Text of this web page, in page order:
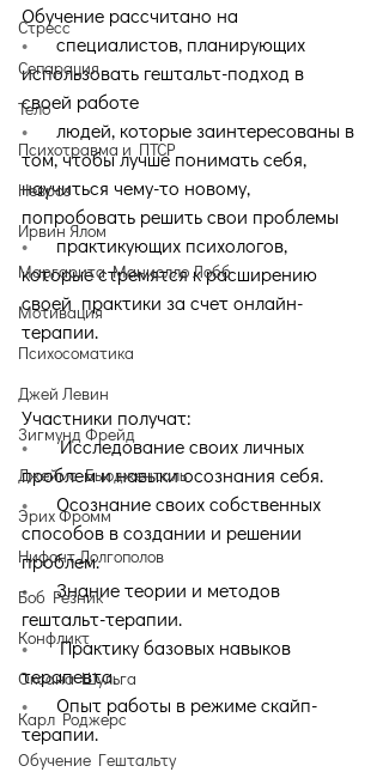
Стресс
Сепарация
Тело
Психотравма и ПТСР
Невроз
Ирвин Ялом
Маргарита Маниолло Лобб
Мотивация
Психосоматика
Джей Левин
Зигмунд Фрейд
Джеймс Бьюдженталь
Эрих Фромм
Нифонт Долгополов
Боб Резник
Конфликт
Оксана Шульга
Карл Роджерс
Обучение Гештальту
Обучение рассчитано на
• специалистов, планирующих
использовать гештальт-подход в
своей работе
• людей, которые заинтересованы в
том, чтобы лучше понимать себя,
научиться чему-то новому,
попробовать решить свои проблемы
• практикующих психологов,
которые стремятся к расширению
своей  практики за счет онлайн-
терапии.
Участники получат:
• Исследование своих личных
проблем и навыки осознания себя.
• Осознание своих собственных
способов в создании и решении
проблем.
• Знание теории и методов
гештальт-терапии.
• Практику базовых навыков
терапевта.
• Опыт работы в режиме скайп-
терапии.